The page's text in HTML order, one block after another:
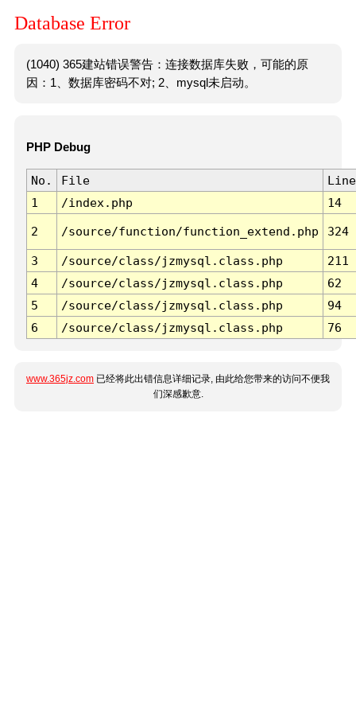
Database Error
(1040) 365建站错误警告：连接数据库失败，可能的原
因：1、数据库密码不对; 2、mysql未启动。
PHP Debug
No. File
Line
1
/index.php 14
2 /source/function/function_extend.php 324
3 /source/class/jzmysql.class.php
211
4
/source/class/jzmysql.class.php
62
5
/source/class/jzmysql.class.php
94
6
/source/class/jzmysql.class.php 76
www.365jz.com 已经将此出错信息详细记录, 由此给您带来的访问不便我
们深感歉意.